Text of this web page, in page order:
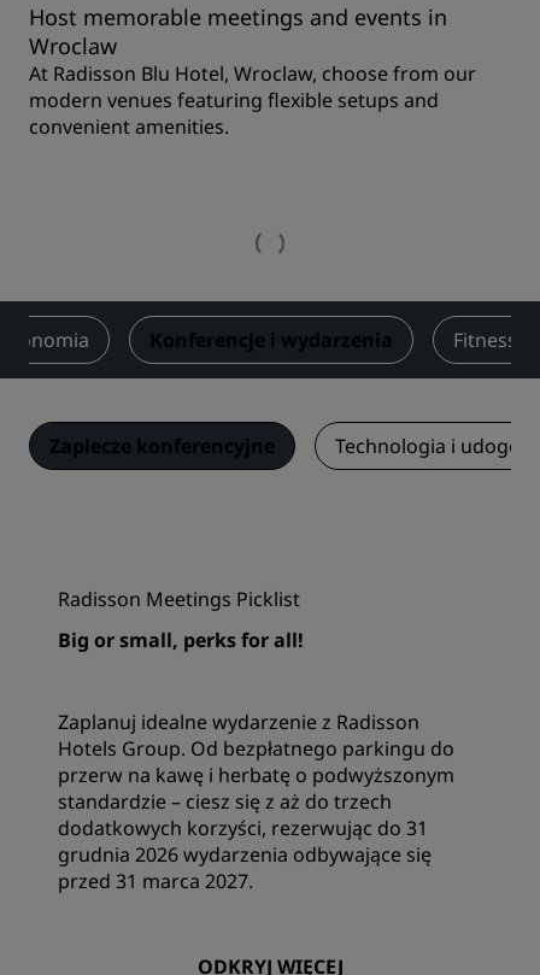
Host memorable meetings and events in
Wroclaw
At Radisson Blu Hotel, Wroclaw, choose from our
modern venues featuring flexible setups and
convenient amenities.
Konferencje i wydarzenia Fitness i
Zaplecze konferencyjne Technologia i
Radisson Meetings Picklist
Big or small, perks for all!
Zaplanuj idealne wydarzenie z Radisson
Hotels Group. Od bezpłatnego parkingu do
przerw na kawę i herbatę o podwyższonym
standardzie – ciesz się z aż do trzech
dodatkowych korzyści, rezerwując do 31
grudnia 2026 wydarzenia odbywające się
przed 31 marca 2027.
ODKRYJ WIĘCEJ